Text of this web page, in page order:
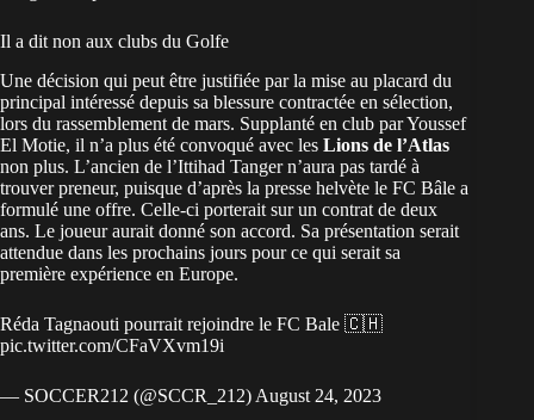
Il a dit non aux clubs du Golfe
Une décision qui peut être justifiée par la mise au placard du
principal intéressé depuis sa blessure contractée en sélection,
lors du rassemblement de mars. Supplanté en club par Youssef
El Motie, il n’a plus été convoqué avec les Lions de l’Atlas
non plus. L’ancien de l’Ittihad Tanger n’aura pas tardé à
trouver preneur, puisque d’après la presse helvète le FC Bâle a
formulé une offre. Celle-ci porterait sur un contrat de deux
ans. Le joueur aurait donné son accord. Sa présentation serait
attendue dans les prochains jours pour ce qui serait sa
première expérience en Europe.
Réda Tagnaouti pourrait rejoindre le FC Bale 🇨🇭
pic.twitter.com/CFaVXvm19i
— SOCCER212 (@SCCR_212) August 24, 2023